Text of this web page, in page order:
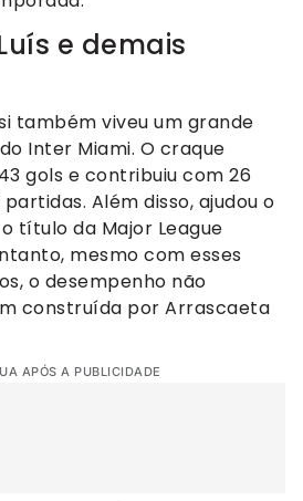
e demais
também viveu um grande
Inter Miami. O craque
gols e contribuiu com 26
Além disso, ajudou o
título da Major League
mesmo com esses
o desempenho não
construída por Arrascaeta
APÓS A PUBLICIDADE